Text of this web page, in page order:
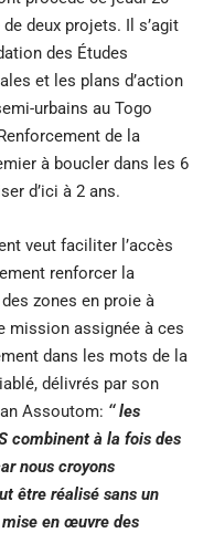
deux projets. Il s’agit
des Études
et les plans d’action
urbains au Togo
de la
à boucler dans les 6
d’ici à 2 ans.
veut faciliter l’accès
renforcer la
zones en proie à
mission assignée à ces
dans les mots de la
délivrés par son
Assoutom: ‘‘ les
combinent à la fois des
nous croyons
être réalisé sans un
en œuvre des